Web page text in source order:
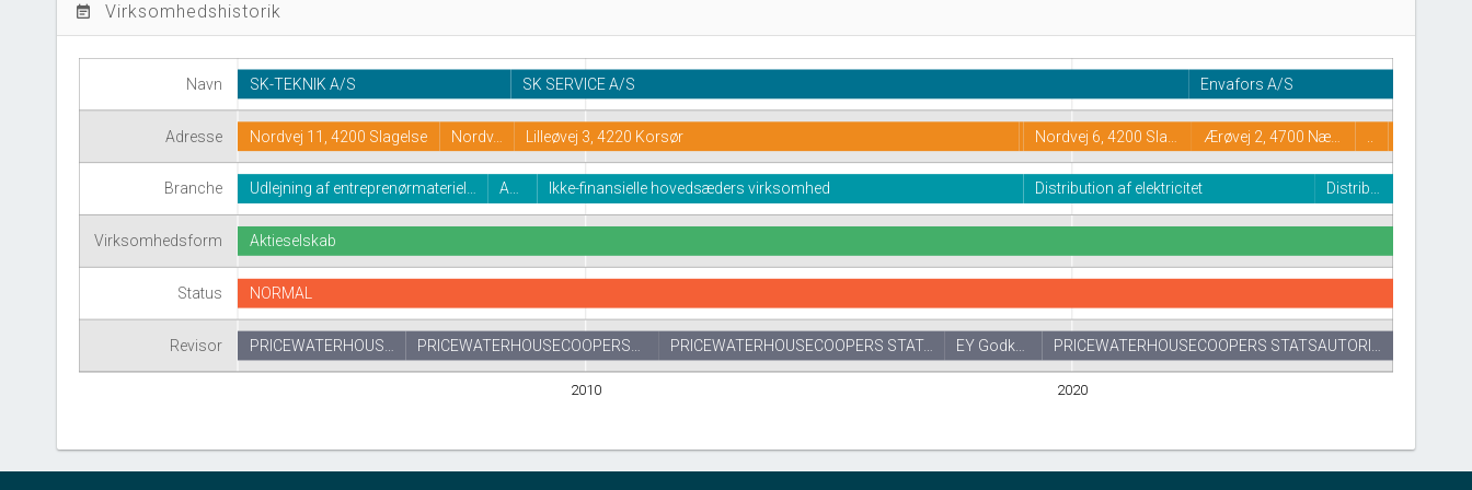
event_note Virksomhedshistorik
Navn
Adresse
Branche
Virksomhedsform
Status
Revisor
2010 2020
SK-TEKNIK A/S SK SERVICE A/S Envafors A/S
Nordvej 11, 4200 Slagelse Nordv… Lilleøvej 3, 4220 Korsør Nordvej 6, 4200 Sla… Ærøvej 2, 4700 Næ…
Udlejning af entreprenørmateriel… A… Ikke-finansielle hovedsæders virksomhed Distribution af elektricitet Distrib…
Aktieselskab
NORMAL
PRICEWATERHOUSECOOPERS…
PRICEWATERHOUS… EY Godk…
PRICEWATERHOUSECOOPERS STAT… PRICEWATERHOUSECOOPERS STATSAUTORI…